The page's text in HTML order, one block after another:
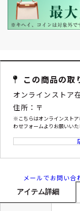
この商品の取
オンラインストア在
住所：〒
※こちらはオンラインスト
わせフォームよりお願いいた
メールでお問い合
アイテム詳細